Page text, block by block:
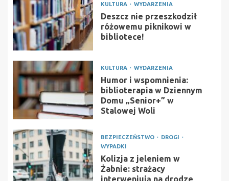
KULTURA WYDARZENIA
Deszcz nie przeszkodził
różowemu piknikowi w
bibliotece!
KULTURA WYDARZENIA
Humor i wspomnienia:
biblioterapia w Dziennym
Domu „Senior+” w
Stalowej Woli
BEZPIECZEŃSTWO
DROGI
WYPADKI
Kolizja z jeleniem w
Żabnie: strażacy
interweniują na drodze